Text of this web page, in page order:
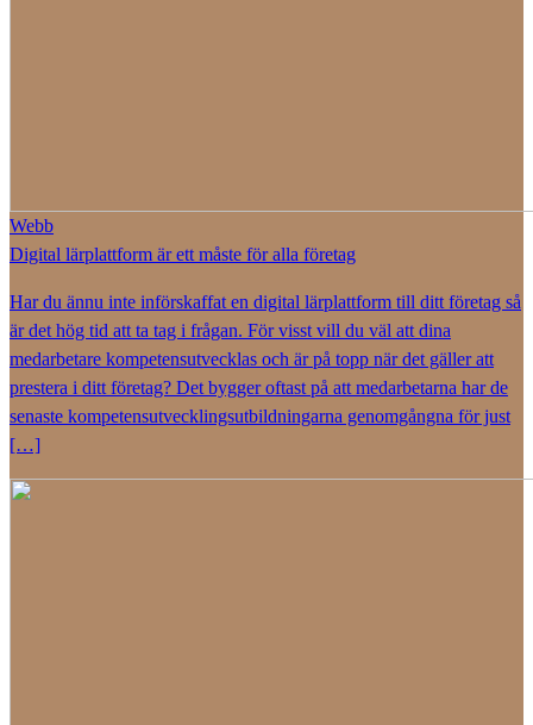
Webb
Digital lärplattform är ett måste för alla företag
Har du ännu inte införskaffat en digital lärplattform till ditt företag så
är det hög tid att ta tag i frågan. För visst vill du väl att dina
medarbetare kompetensutvecklas och är på topp när det gäller att
prestera i ditt företag? Det bygger oftast på att medarbetarna har de
senaste kompetensutvecklingsutbildningarna genomgångna för just
[…]